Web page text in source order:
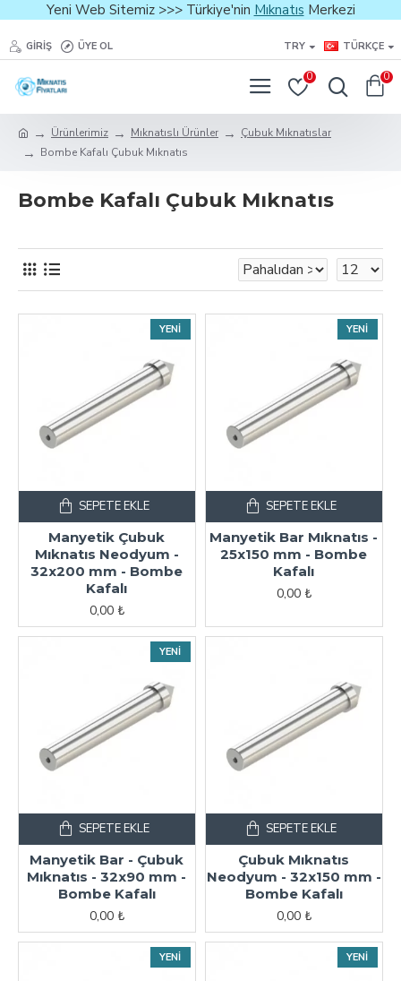
Yeni Web Sitemiz >>> Türkiye'nin Mıknatıs Merkezi
GIRIŞ ÜYE OL TRY TÜRKÇE
0 0
Ürünlerimiz Mıknatıslı Ürünler
Çubuk Mıknatıslar
Bombe Kafalı Çubuk Mıknatıs
Bombe Kafalı Çubuk Mıknatıs
YENI
Manyetik Çubuk
Mıknatıs Neodyum -
32x200 mm - Bombe
Kafalı
0,00 ₺
SEPETE EKLE
YENI
Manyetik Bar Mıknatıs -
25x150 mm - Bombe
Kafalı
0,00 ₺
SEPETE EKLE
YENI
Manyetik Bar - Çubuk
Mıknatıs - 32x90 mm -
Bombe Kafalı
0,00 ₺
SEPETE EKLE
Çubuk Mıknatıs
Neodyum - 32x150 mm -
Bombe Kafalı
0,00 ₺
SEPETE EKLE
YENI YENI